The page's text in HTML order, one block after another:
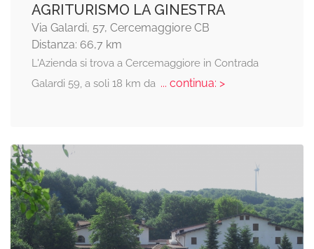
AGRITURISMO LA GINESTRA
Via Galardi, 57, Cercemaggiore CB
Distanza: 66,7 km
L'Azienda si trova a Cercemaggiore in Contrada
Galardi 59, a soli 18 km da... continua: >